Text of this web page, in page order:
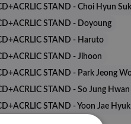
STAND - Choi Hyun Suk
STAND - Doyoung
STAND - Haruto
STAND - Jihoon
STAND - Park Jeong
STAND - So Jung Hwan
STAND - Yoon Jae Hyuk